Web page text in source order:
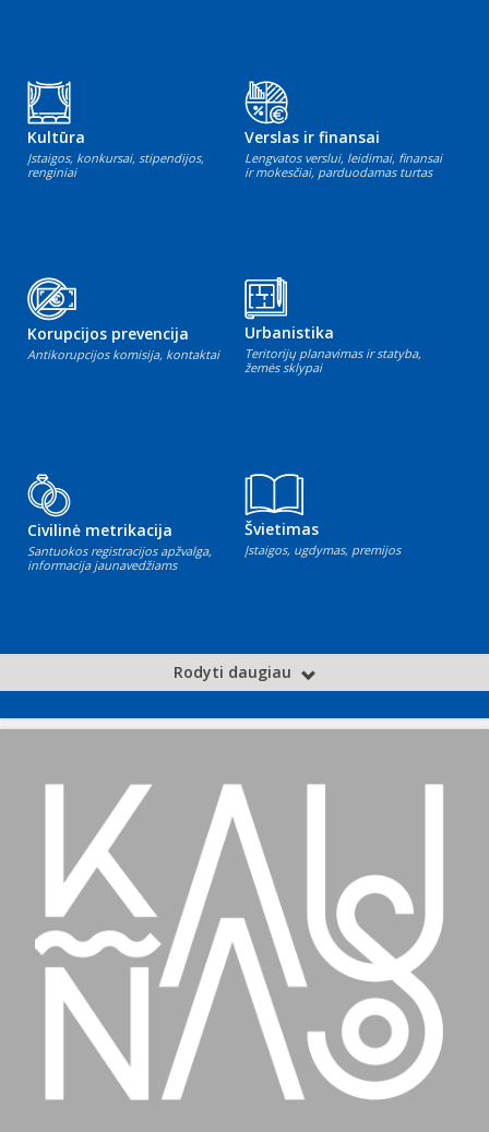
Kultūra
Įstaigos, konkursai, stipendijos,
renginiai
Verslas ir finansai
Lengvatos verslui, leidimai, finansai
ir mokesčiai, parduodamas turtas
Korupcijos prevencija
Antikorupcijos komisija, kontaktai
Urbanistika
Teritorijų planavimas ir statyba,
žemės sklypai
Civilinė metrikacija
Santuokos registracijos apžvalga,
informacija jaunavedžiams
Švietimas
Įstaigos, ugdymas, premijos
Rodyti daugiau